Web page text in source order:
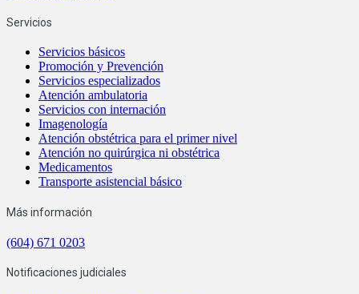
Servicios
Servicios básicos
Promoción y Prevención
Servicios especializados
Atención ambulatoria
Servicios con internación
Imagenología
Atención obstétrica para el primer nivel
Atención no quirúrgica ni obstétrica
Medicamentos
Transporte asistencial básico
Más información
(604) 671 0203
Notificaciones judiciales